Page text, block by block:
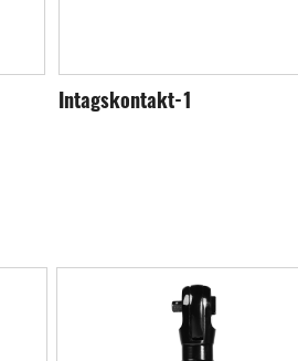
Intagskontakt-2